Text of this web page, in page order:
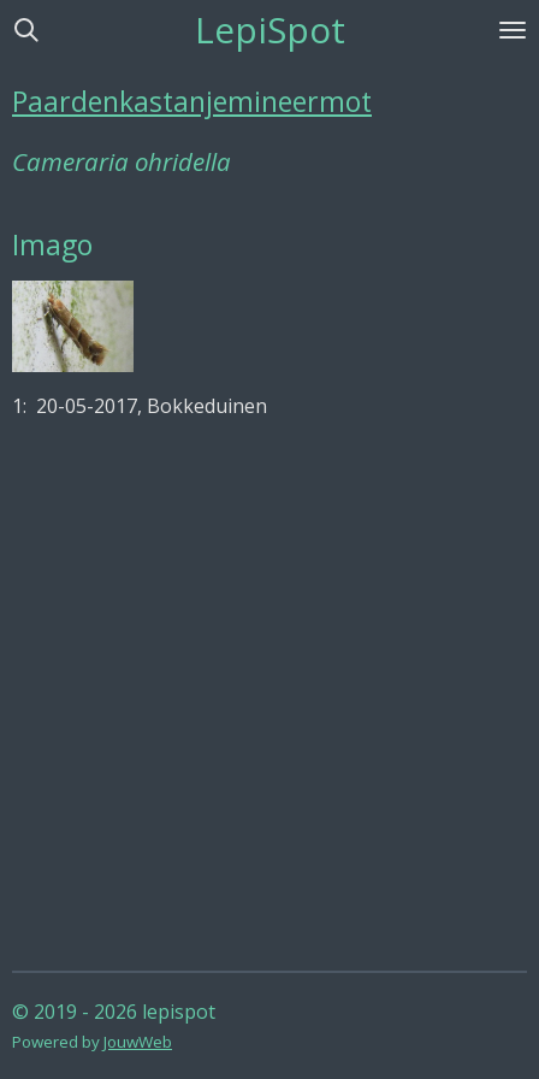
Ga
de
LepiSpot
Paardenkastanjemineermot
Cameraria ohridella
Imago
1: 20-05-2017, Bokkeduinen
© 2019 - 2026 lepispot
Powered by JouwWeb